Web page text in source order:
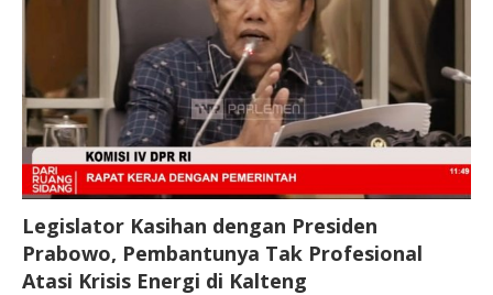
Legislator Kasihan dengan Presiden
Prabowo, Pembantunya Tak Profesional
Atasi Krisis Energi di Kalteng